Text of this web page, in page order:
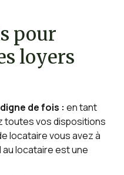
pour
loyers
de fois : en tant
toutes vos dispositions
locataire vous avez à
au locataire est une